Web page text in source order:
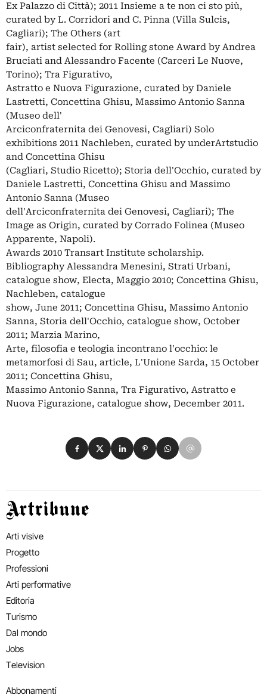
Ex Palazzo di Città); 2011 Insieme a te non ci sto più,
curated by L. Corridori and C. Pinna (Villa Sulcis,
Cagliari); The Others (art
fair), artist selected for Rolling stone Award by Andrea
Bruciati and Alessandro Facente (Carceri Le Nuove,
Torino); Tra Figurativo,
Astratto e Nuova Figurazione, curated by Daniele
Lastretti, Concettina Ghisu, Massimo Antonio Sanna
(Museo dell'
Arciconfraternita dei Genovesi, Cagliari) Solo
exhibitions 2011 Nachleben, curated by underArtstudio
and Concettina Ghisu
(Cagliari, Studio Ricetto); Storia dell'Occhio, curated by
Daniele Lastretti, Concettina Ghisu and Massimo
Antonio Sanna (Museo
dell'Arciconfraternita dei Genovesi, Cagliari); The
Image as Origin, curated by Corrado Folinea (Museo
Apparente, Napoli).
Awards 2010 Transart Institute scholarship.
Bibliography Alessandra Menesini, Strati Urbani,
catalogue show, Electa, Maggio 2010; Concettina Ghisu,
Nachleben, catalogue
show, June 2011; Concettina Ghisu, Massimo Antonio
Sanna, Storia dell'Occhio, catalogue show, October
2011; Marzia Marino,
Arte, filosofia e teologia incontrano l'occhio: le
metamorfosi di Sau, article, L'Unione Sarda, 15 October
2011; Concettina Ghisu,
Massimo Antonio Sanna, Tra Figurativo, Astratto e
Nuova Figurazione, catalogue show, December 2011.
Condividi su Facebook
Condividi su X
Condividi su LinkedIn
Condividi su Pinterest
Condividi su WhatsApp
Condividi su Email
Artribune
Arti visive
Progetto
Professioni
Arti performative
Editoria
Turismo
Dal mondo
Jobs
Television
Abbonamenti